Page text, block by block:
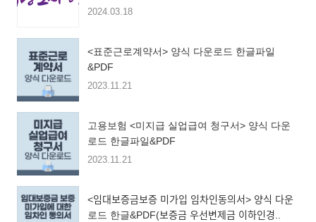
2024.03.18
<표준근로계약서> 양식 다운로드 한글파일
&PDF
2023.11.21
고용보험 <미지급 실업급여 청구서> 양식 다운
로드 한글파일&PDF
2023.11.21
<임대보증금보증 미가입 임차인동의서> 양식 다운
로드 한글&PDF(보증금 우선변제금 이하인경..